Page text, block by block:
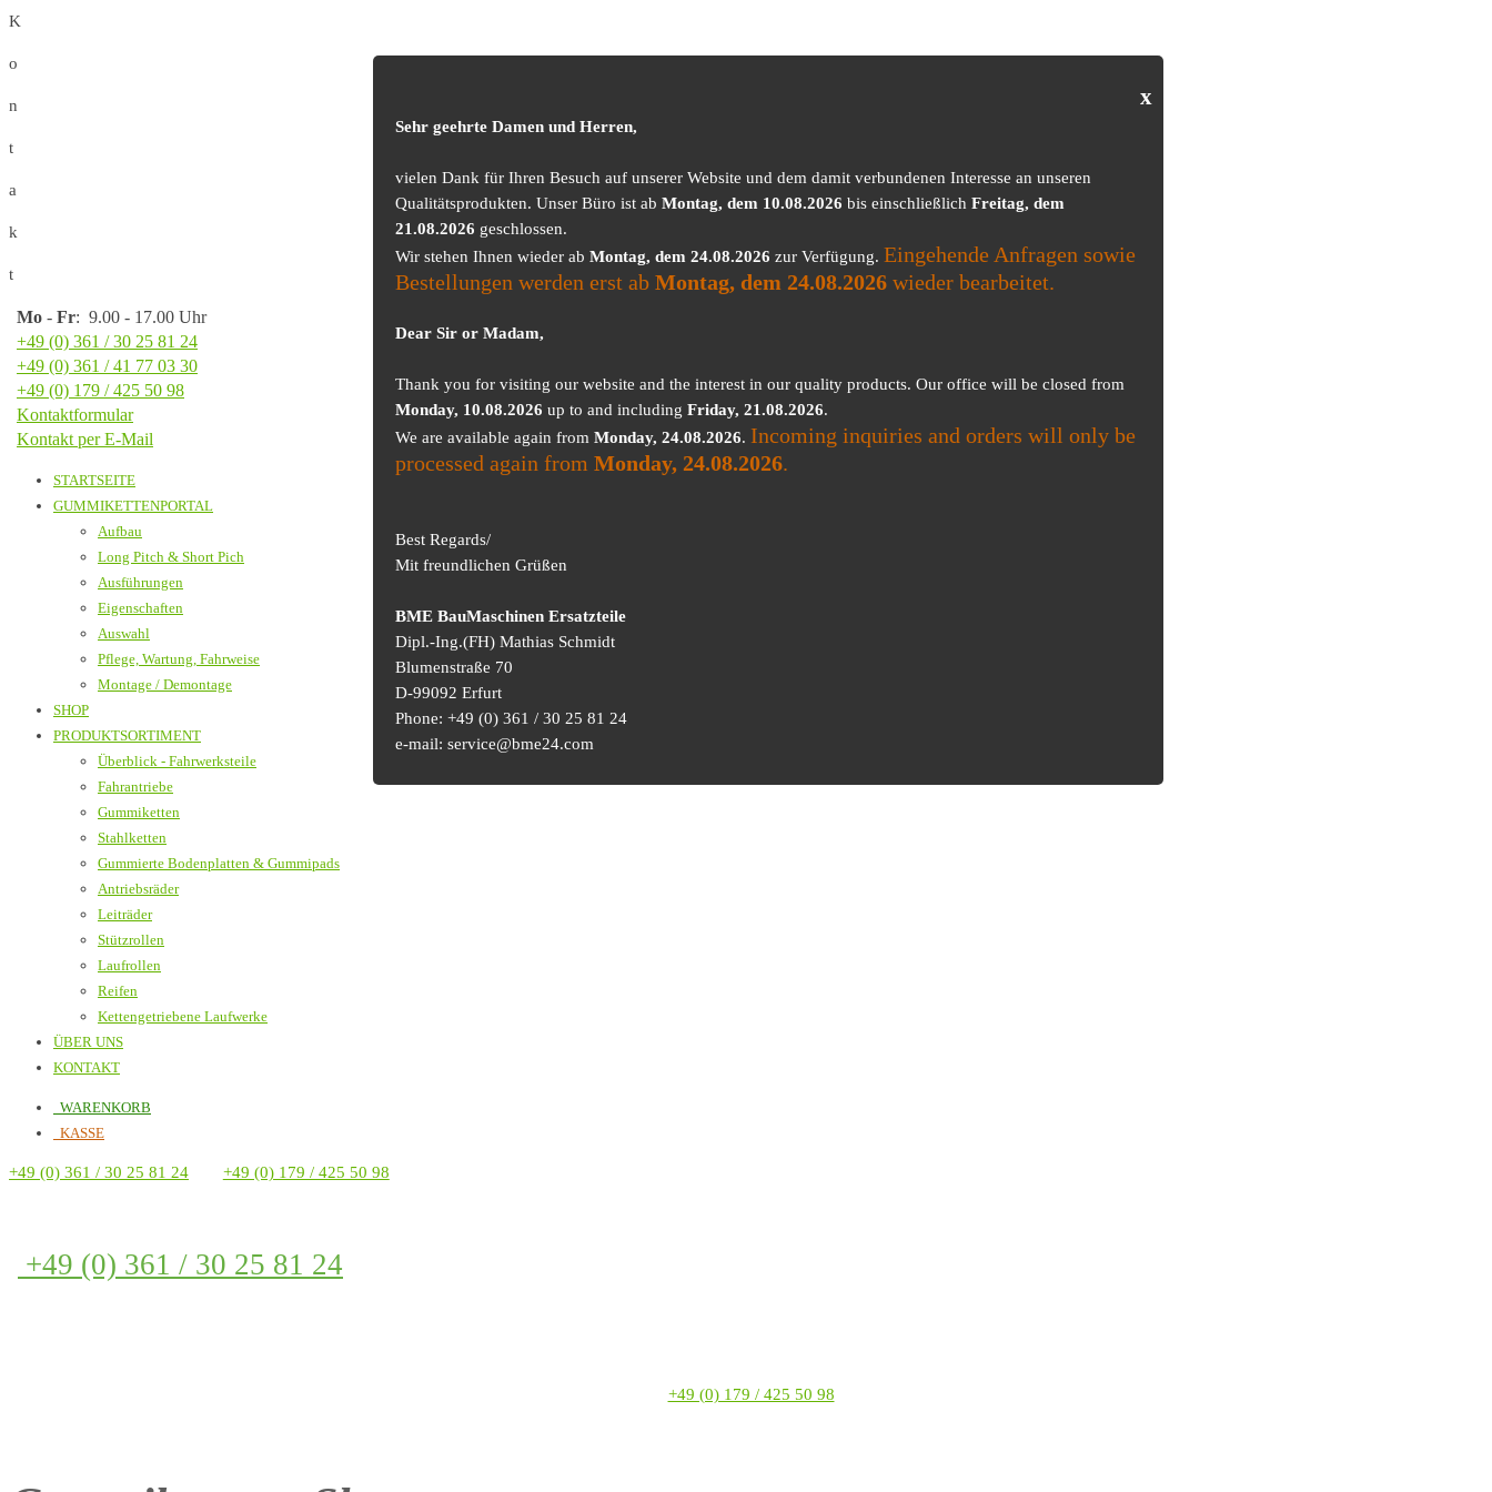
K
o
n
t
a
k
t
Mo - Fr: 9.00 - 17.00 Uhr
+49 (0) 361 / 30 25 81 24
+49 (0) 361 / 41 77 03 30
+49 (0) 179 / 425 50 98
Kontaktformular
Kontakt per E-Mail
STARTSEITE
GUMMIKETTENPORTAL
Aufbau
Long Pitch & Short Pich
Ausführungen
Eigenschaften
Auswahl
Pflege, Wartung, Fahrweise
Montage / Demontage
SHOP
PRODUKTSORTIMENT
Überblick - Fahrwerksteile
Fahrantriebe
Gummiketten
Stahlketten
Gummierte Bodenplatten & Gummipads
Antriebsräder
Leiträder
Stützrollen
Laufrollen
Reifen
Kettengetriebene Laufwerke
ÜBER UNS
KONTAKT
WARENKORB
KASSE
+49 (0) 361 / 30 25 81 24 +49 (0) 179 / 425 50 98
+49 (0) 361 / 30 25 81 24
+49 (0) 179 / 425 50 98
x
Sehr geehrte Damen und Herren,
vielen Dank für Ihren Besuch auf unserer Website und dem damit verbundenen Interesse an unseren
Qualitätsprodukten. Unser Büro ist ab Montag, dem 10.08.2026 bis einschließlich Freitag, dem
21.08.2026 geschlossen.
Wir stehen Ihnen wieder ab Montag, dem 24.08.2026 zur Verfügung. Eingehende Anfragen sowie
Bestellungen werden erst ab Montag, dem 24.08.2026 wieder bearbeitet.
Dear Sir or Madam,
Thank you for visiting our website and the interest in our quality products. Our office will be closed from
Monday, 10.08.2026 up to and including Friday, 21.08.2026.
We are available again from Monday, 24.08.2026. Incoming inquiries and orders will only be
processed again from Monday, 24.08.2026.
Best Regards/
Mit freundlichen Grüßen
BME BauMaschinen Ersatzteile
Dipl.-Ing.(FH) Mathias Schmidt
Blumenstraße 70
D-99092 Erfurt
Phone: +49 (0) 361 / 30 25 81 24
e-mail: service@bme24.com